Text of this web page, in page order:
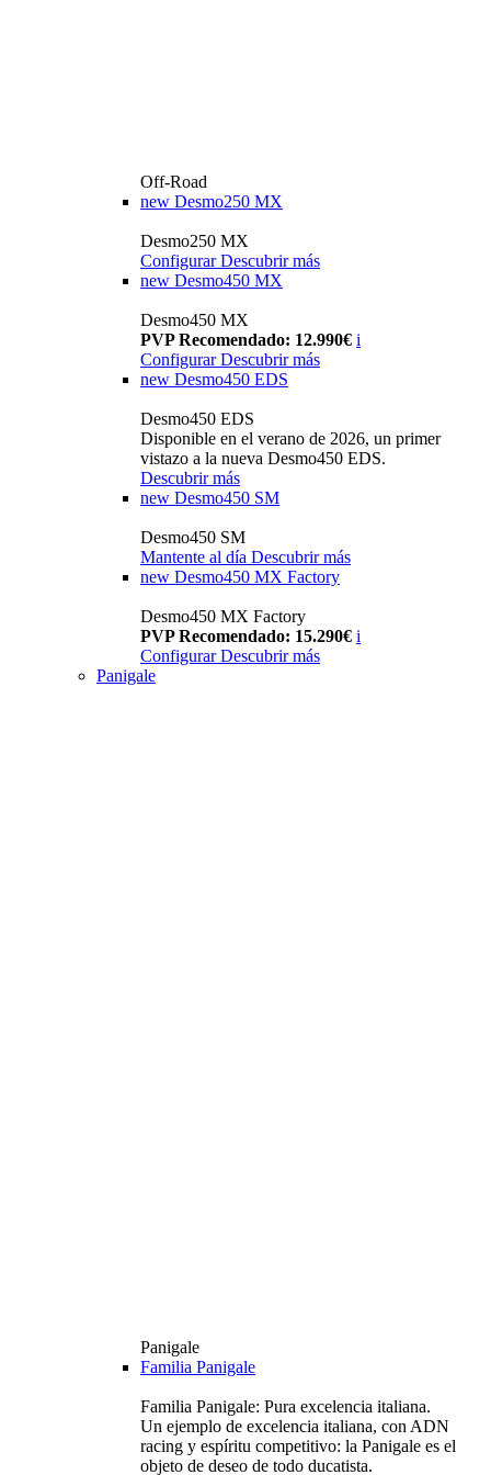
Off-Road
new Desmo250 MX
Desmo250 MX
Configurar Descubrir más
new Desmo450 MX
Desmo450 MX
PVP Recomendado: 12.990€ i
Configurar Descubrir más
new Desmo450 EDS
Desmo450 EDS
Disponible en el verano de 2026, un primer
vistazo a la nueva Desmo450 EDS.
Descubrir más
new Desmo450 SM
Desmo450 SM
Mantente al día Descubrir más
new Desmo450 MX Factory
Desmo450 MX Factory
PVP Recomendado: 15.290€ i
Configurar Descubrir más
Panigale
Panigale
Familia Panigale
Familia Panigale: Pura excelencia italiana.
Un ejemplo de excelencia italiana, con ADN
racing y espíritu competitivo: la Panigale es el
objeto de deseo de todo ducatista.